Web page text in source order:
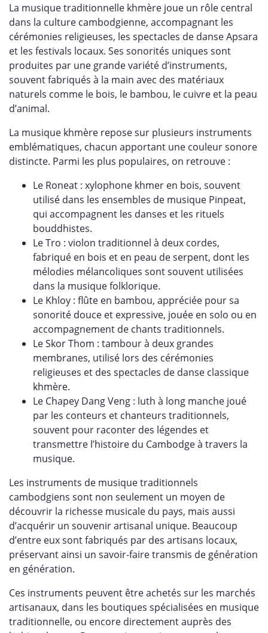
La musique traditionnelle khmère joue un rôle central
dans la culture cambodgienne, accompagnant les
cérémonies religieuses, les spectacles de danse Apsara
et les festivals locaux. Ses sonorités uniques sont
produites par une grande variété d’instruments,
souvent fabriqués à la main avec des matériaux
naturels comme le bois, le bambou, le cuivre et la peau
d’animal.
La musique khmère repose sur plusieurs instruments
emblématiques, chacun apportant une couleur sonore
distincte. Parmi les plus populaires, on retrouve :
Le Roneat : xylophone khmer en bois, souvent
utilisé dans les ensembles de musique Pinpeat,
qui accompagnent les danses et les rituels
bouddhistes.
Le Tro : violon traditionnel à deux cordes,
fabriqué en bois et en peau de serpent, dont les
mélodies mélancoliques sont souvent utilisées
dans la musique folklorique.
Le Khloy : flûte en bambou, appréciée pour sa
sonorité douce et expressive, jouée en solo ou en
accompagnement de chants traditionnels.
Le Skor Thom : tambour à deux grandes
membranes, utilisé lors des cérémonies
religieuses et des spectacles de danse classique
khmère.
Le Chapey Dang Veng : luth à long manche joué
par les conteurs et chanteurs traditionnels,
souvent pour raconter des légendes et
transmettre l’histoire du Cambodge à travers la
musique.
Les instruments de musique traditionnels
cambodgiens sont non seulement un moyen de
découvrir la richesse musicale du pays, mais aussi
d’acquérir un souvenir artisanal unique. Beaucoup
d’entre eux sont fabriqués par des artisans locaux,
préservant ainsi un savoir-faire transmis de génération
en génération.
Ces instruments peuvent être achetés sur les marchés
artisanaux, dans les boutiques spécialisées en musique
traditionnelle, ou encore directement auprès des